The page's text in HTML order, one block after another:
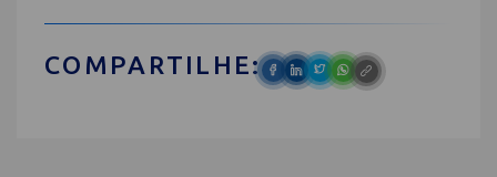
COMPARTILHE: